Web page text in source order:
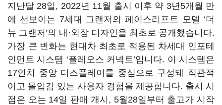
지난달 28일, 2022년 11월 출시 이후 약 3년5개월 만
에 선보이는 7세대 그랜저의 페이스리프트 모델 ‘더
뉴 그랜저’의 내·외장 디자인을 최초로 공개했습니다.
가장 큰 변화는 현대차 최초로 적용된 차세대 인포테
인먼트 시스템 ‘플레오스 커넥트’입니다. 이 시스템은
17인치 중앙 디스플레이를 중심으로 구성돼 직관적
이고 몰입감 있는 사용자 경험을 제공합니다. 출시 시
점은 오는 14일 판매 개시, 5월28일부터 출고가 시작